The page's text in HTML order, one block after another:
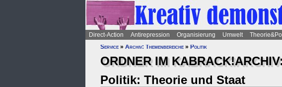
Direct-Action Antirepression Organisierung Umwelt
Service » Archiv: Themenbereiche » Politik
ORDNER IM
Politik: Theorie und Staat